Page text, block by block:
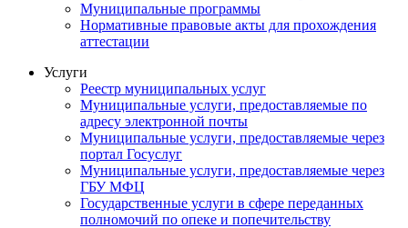
Муниципальные программы
Нормативные правовые акты для прохождения
аттестации
Услуги
Реестр муниципальных услуг
Муниципальные услуги, предоставляемые по
адресу электронной почты
Муниципальные услуги, предоставляемые через
портал Госуслуг
Муниципальные услуги, предоставляемые через
ГБУ МФЦ
Государственные услуги в сфере переданных
полномочий по опеке и попечительству